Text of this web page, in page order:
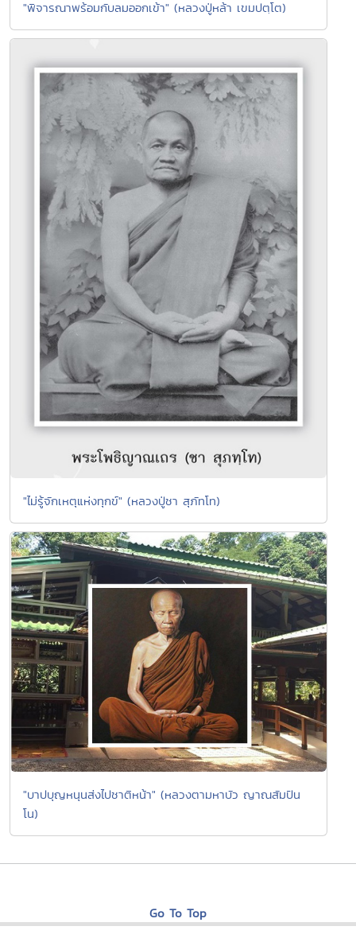
"พิจารณาพร้อมกับลมออกเข้า" (หลวงปู่หล้า เขมปตฺโต)
"ไม่รู้จักเหตุแห่งทุกข์" (หลวงปู่ชา สุภัทโท)
"บาปบุญหนุนส่งไปชาติหน้า" (หลวงตามหาบัว ญาณสัมปัน
โน)
Go To Top